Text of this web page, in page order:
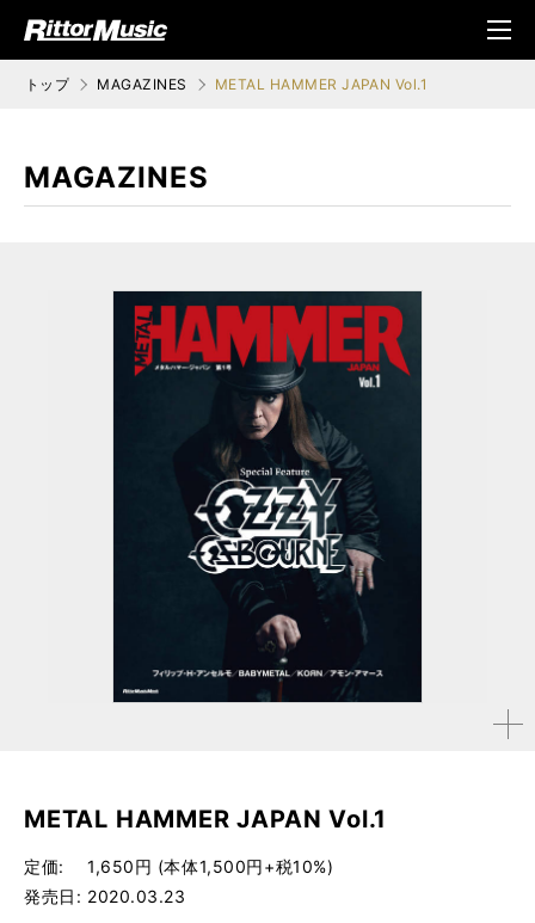
ジック (Rittor Musi
メニ
ュ
トップ MAGAZINES METAL HAMMER JAPAN Vol.1
MAGAZINES
拡大す
METAL HAMMER JAPAN Vol.1
定価
1,650円 (本体1,500円+税10%)
発売日
2020.03.23